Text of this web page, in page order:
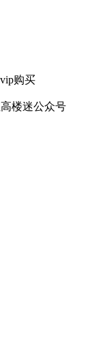
购买
楼迷公众号